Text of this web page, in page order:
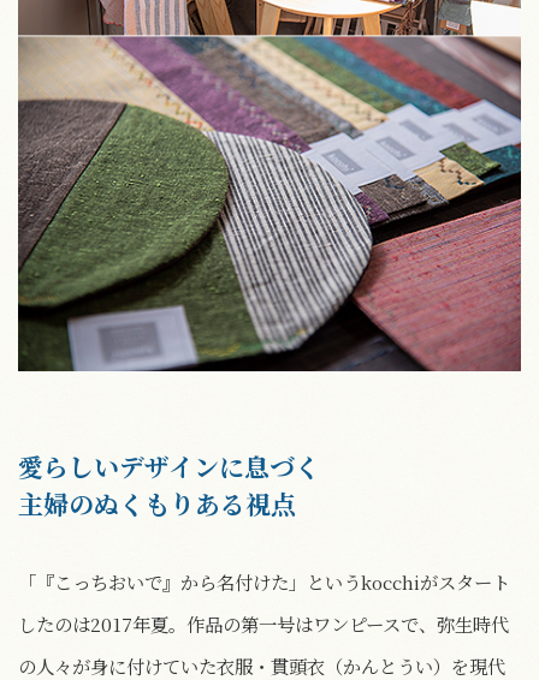
愛らしいデザインに息づく
主婦のぬくもりある視点
「『こっちおいで』から名付けた」というkocchiがスタート
したのは2017年夏。作品の第一号はワンピースで、弥生時代
の人々が身に付けていた衣服・貫頭衣（かんとうい）を現代